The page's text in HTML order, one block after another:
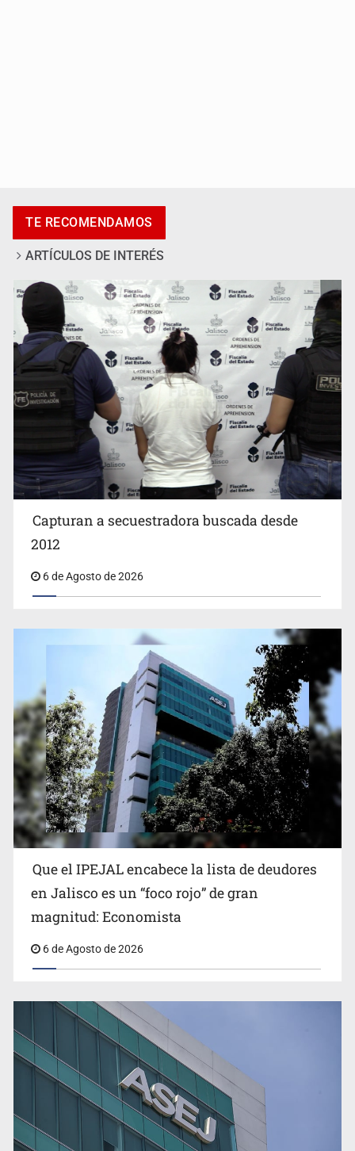
Vecinos de Mirador de San Isidro denuncian tala; IJALVI
lo niega
EUA investiga salmonela en jalapeños mexicanos
Proponen consulta popular por desarrollo de vivienda
en Mirador de San Isidro
Congreso, de vacación y con varios pendientes
TE RECOMENDAMOS
ARTÍCULOS DE INTERÉS
Capturan a secuestradora buscada desde
2012
6 de Agosto de 2026
Que el IPEJAL encabece la lista de deudores
en Jalisco es un “foco rojo” de gran
magnitud: Economista
6 de Agosto de 2026